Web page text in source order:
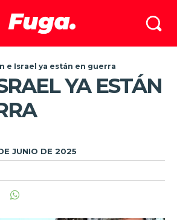
e Israel ya están en guerra
YA ESTÁN
JUNIO DE 2025